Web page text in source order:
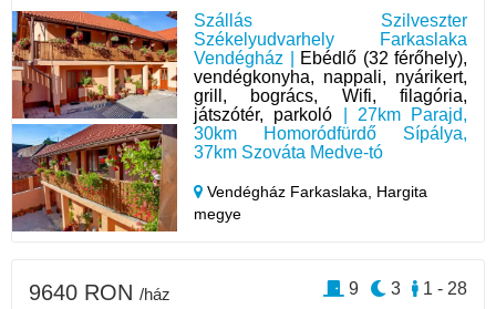
Szállás Szilveszter
Székelyudvarhely Farkaslaka
Vendégház |
Ebédlő (32 férőhely),
vendégkonyha, nappali, nyárikert,
grill, bogrács, Wifi, filagória,
játszótér, parkoló | 27km Parajd,
30km Homoródfürdő Sípálya,
37km Szováta Medve-tó
Vendégház Farkaslaka, Hargita
megye
9640 RON /ház 1 - 28
3
9